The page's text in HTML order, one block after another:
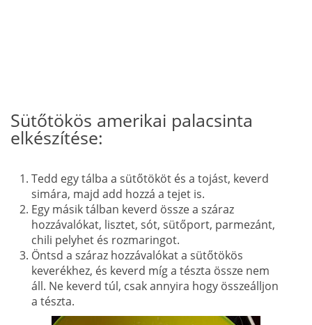
Sütőtökös amerikai palacsinta
elkészítése:
Tedd egy tálba a sütőtököt és a tojást, keverd
simára, majd add hozzá a tejet is.
Egy másik tálban keverd össze a száraz
hozzávalókat, lisztet, sót, sütőport, parmezánt,
chili pelyhet és rozmaringot.
Öntsd a száraz hozzávalókat a sütőtökös
keverékhez, és keverd míg a tészta össze nem
áll. Ne keverd túl, csak annyira hogy összeálljon
a tészta.